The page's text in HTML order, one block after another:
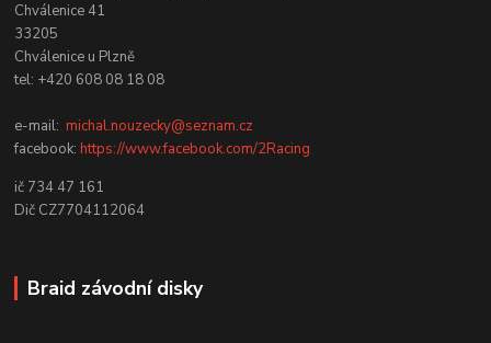
Chválenice 41
33205
Chválenice u Plzně
tel: +420 608 08 18 08
e-mail:michal.nouzecky@seznam.cz
facebook:https://www.facebook.com/2Racing
ič 734 47 161
Dič CZ7704112064
Braid závodní disky